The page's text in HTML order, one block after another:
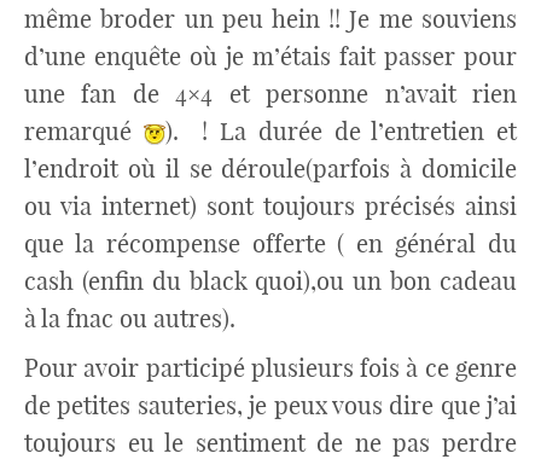
même broder un peu hein !! Je me souviens
d’une enquête où je m’étais fait passer pour
une fan de 4×4 et personne n’avait rien
remarqué
). ! La durée de l’entretien et
l’endroit où il se déroule(parfois à domicile
ou via internet) sont toujours précisés ainsi
que la récompense offerte ( en général du
cash (enfin du black quoi),ou un bon cadeau
à la fnac ou autres).
Pour avoir participé plusieurs fois à ce genre
de petites sauteries, je peux vous dire que j’ai
toujours eu le sentiment de ne pas perdre